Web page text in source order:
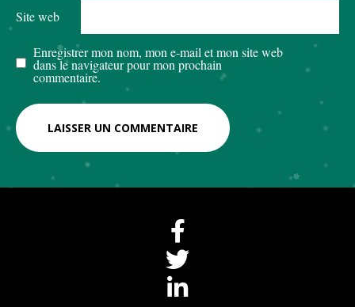
Site web
Enregistrer mon nom, mon e-mail et mon site web
dans le navigateur pour mon prochain
commentaire.